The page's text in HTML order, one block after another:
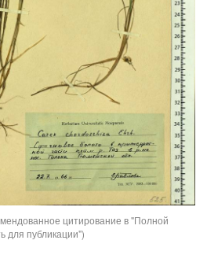
цитирование в "Полной
для публикации")